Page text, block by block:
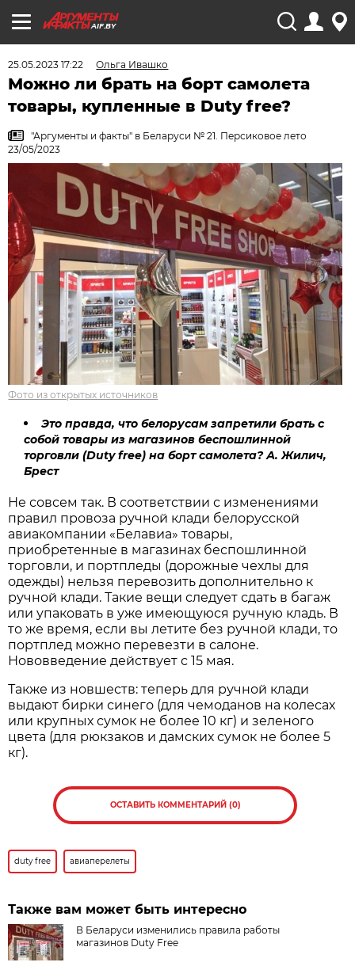
AIF.BY
25.05.2023 17:22 Ольга Ивашко
Можно ли брать на борт самолета
товары, купленные в Duty free?
"Аргументы и факты" в Беларуси № 21. Персиковое лето
23/05/2023
Фото из открытых источников
Это правда, что белорусам запретили брать с
собой товары из магазинов беспошлинной
торговли (Duty free) на борт самолета? А. Жилич,
Брест
Не совсем так. В соответствии с изменениями
правил провоза ручной клади белорусской
авиакомпании «Белавиа» товары,
приобретенные в магазинах беспошлинной
торговли, и портпледы (дорожные чехлы для
одежды) нельзя перевозить дополнительно к
ручной клади. Такие вещи следует сдать в багаж
или упаковать в уже имеющуюся ручную кладь. В
то же время, если вы летите без ручной клади, то
портплед можно перевезти в салоне.
Нововведение действует с 15 мая.
Также из новшеств: теперь для ручной клади
выдают бирки синего (для чемоданов на колесах
или крупных сумок не более 10 кг) и зеленого
цвета (для рюкзаков и дамских сумок не более 5
кг).
ОСТАВИТЬ КОММЕНТАРИЙ (0)
duty free авиаперелеты
Также вам может быть интересно
В Беларуси изменились правила работы
магазинов Duty Free